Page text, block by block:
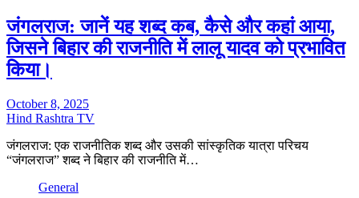
जंगलराज: जानें यह शब्द कब, कैसे और कहां आया,
जिसने बिहार की राजनीति में लालू यादव को प्रभावित
किया।
October 8, 2025
Hind Rashtra TV
जंगलराज: एक राजनीतिक शब्द और उसकी सांस्कृतिक यात्रा परिचय
“जंगलराज” शब्द ने बिहार की राजनीति में…
General